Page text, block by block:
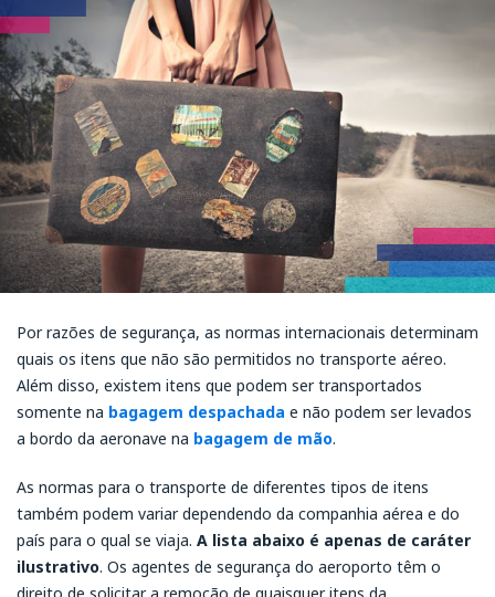
Por razões de segurança, as normas internacionais determinam
quais os itens que não são permitidos no transporte aéreo.
Além disso, existem itens que podem ser transportados
somente na bagagem despachada e não podem ser levados
a bordo da aeronave na bagagem de mão.
As normas para o transporte de diferentes tipos de itens
também podem variar dependendo da companhia aérea e do
país para o qual se viaja. A lista abaixo é apenas de caráter
ilustrativo. Os agentes de segurança do aeroporto têm o